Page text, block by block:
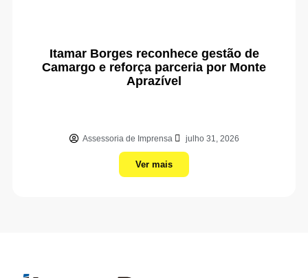
Itamar Borges reconhece gestão de
Camargo e reforça parceria por Monte
Aprazível
Assessoria de Imprensa julho 31, 2026
Ver mais